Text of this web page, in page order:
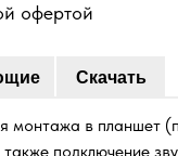
офертой
Скачать
монтажа в планшет
подключение